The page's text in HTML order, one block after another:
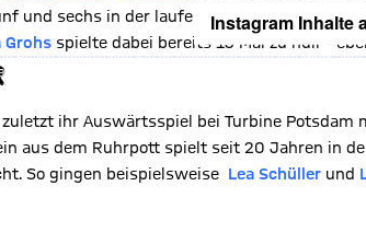
und sechs in der laufenden Saison
Grohs spielte dabei bereits 13 Mal zu null –
Instagram Inhalte
Button ermöglichen Sie es diesem sozialen Netzwerk,
soziale Netzwerk keine Daten über Sie erheben, um
Netzwerks auf unserer Website gespeichert und Sie
zuletzt ihr Auswärtsspiel bei Turbine
aus dem Ruhrpott spielt seit 20 Jahren in
So gingen beispielsweise Lea Schüller und